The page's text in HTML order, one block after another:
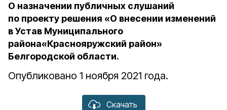
О назначении публичных слушаний
по проекту решения «О внесении изменений
в Устав Муниципального
района«Краснояружский район»
Белгородской области.
Опубликовано 1 ноября 2021 года.
Скачать